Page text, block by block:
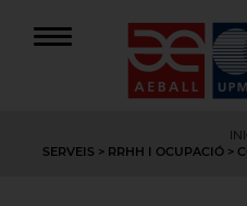
SERVEIS > RRHH I OCUPACIÓ >